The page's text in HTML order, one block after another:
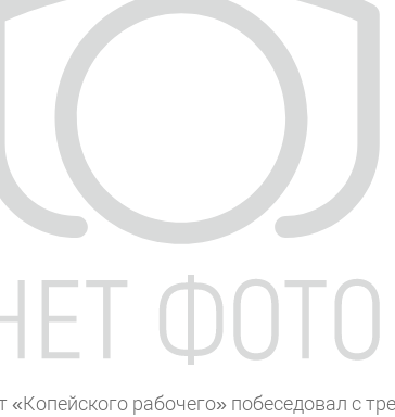
«Копейского рабочего» побеседовал с